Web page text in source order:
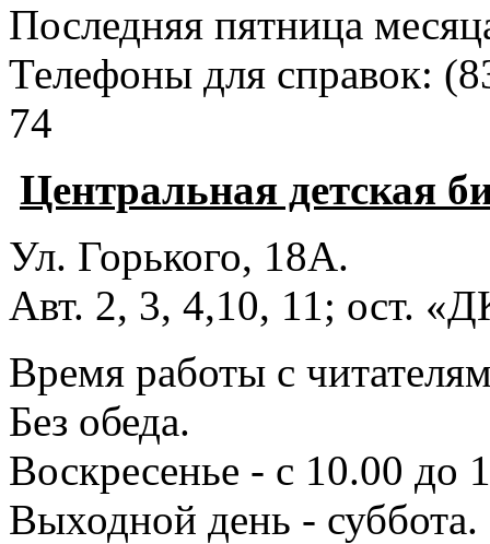
Последняя пятница
Телефоны для справок:
74
Центральная детская
Ул. Горького, 18А.
Авт. 2, 3, 4,10, 11; ост.
Время работы с
Без обеда.
Воскресенье - с 10.00 до
Выходной день - суббота.